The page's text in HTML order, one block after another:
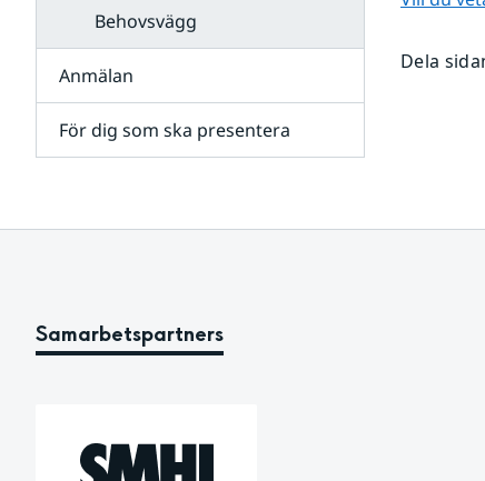
Behovsvägg
Anmälan
För dig som ska presentera
Dela
Samarbetspartners